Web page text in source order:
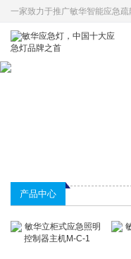
一家致力于推广敏华智能应急疏
产品中心